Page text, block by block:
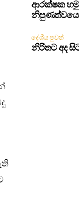
ආරක්ෂක
දේශීය පුවත්
නිරිතට අද සිට